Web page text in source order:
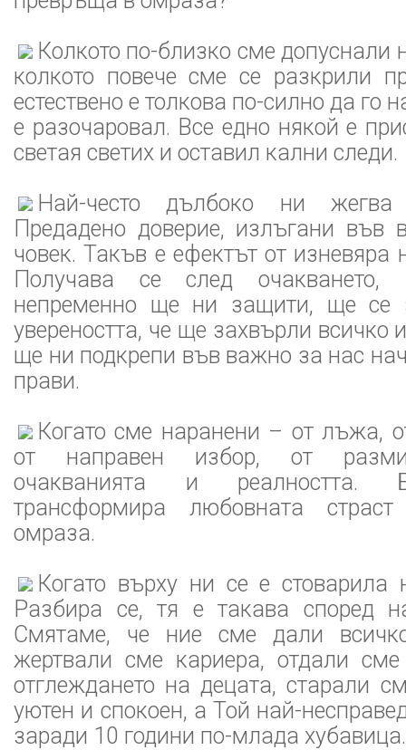
Колкото по-близко сме допуснали
колкото повече сме се разкрили
естествено е толкова по-силно да
е разочаровал. Все едно някой е
светая светих и оставил кални следи.
Най-често дълбоко ни жегва
Предадено доверие, излъгани във
човек. Такъв е ефектът от
Получава се след
непременно ще ни защити, ще се
увереността, че ще захвърли всичко
ще ни подкрепи във важно за нас
прави.
Когато сме наранени – от лъжа,
от направен избор, от
очакванията и реалността.
трансформира любовната
омраза.
Когато върху ни се е стоварила
Разбира се, тя е такава според
Смятаме, че ние сме дали
жертвали сме кариера, отдали
отглеждането на децата, старали
уютен и спокоен, а Той най-
заради 10 години по-млада хубавица.